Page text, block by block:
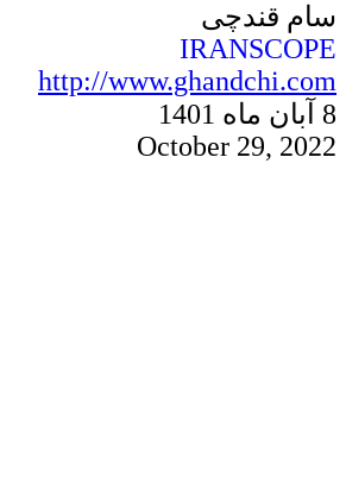
سام قندچی
IRANSCOPE
http://www.ghandchi.com
8 آبان ماه
1
October 29, 2022